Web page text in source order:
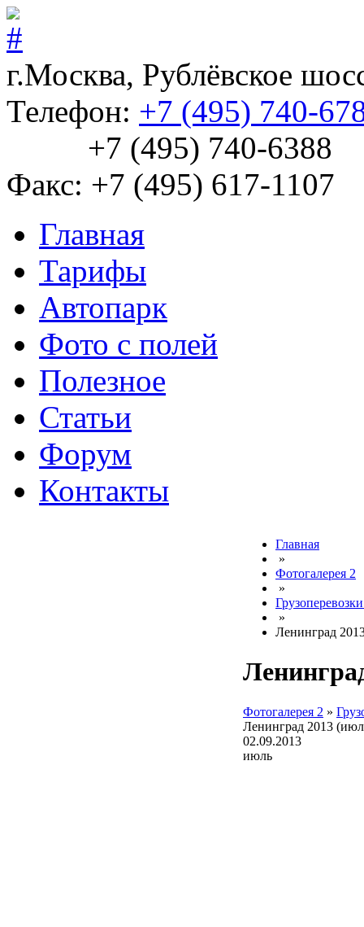
г.Москва, Рублёвское
Телефон: +7 (495) 740-
+7 (495) 740-6388
Факс: +7 (495) 617-1107
Главная
Тарифы
Автопарк
Фото с полей
Полезное
Статьи
Форум
Контакты
Главная
»
Фотогалерея 2
»
»
Ленинград
Фотогалерея 2 »
Ленинград 2013
02.09.2013
июль